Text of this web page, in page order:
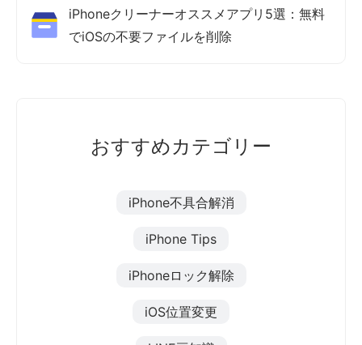
iPhoneクリーナーオススメアプリ5選：無料
でiOSの不要ファイルを削除
おすすめカテゴリー
iPhone不具合解消
iPhone Tips
iPhoneロック解除
iOS位置変更